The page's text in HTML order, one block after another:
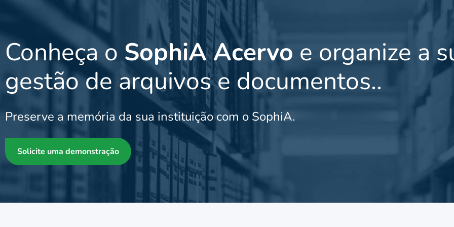
Conheça o SophiA Acervo e organize a
gestão de arquivos e documentos..
Preserve a memória da sua instituição com o SophiA.
Solicite uma demonstração